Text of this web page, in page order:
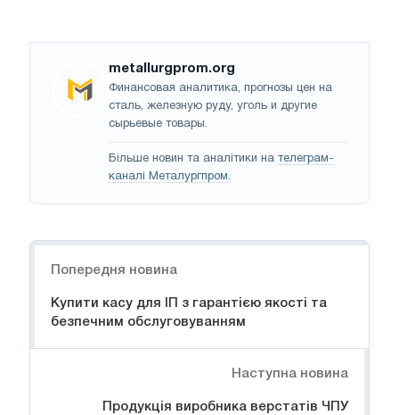
metallurgprom.org
Финансовая аналитика, прогнозы цен на
сталь, железную руду, уголь и другие
сырьевые товары.
Більше новин та аналітики на телеграм-
каналі Металургпром.
Попередня новина
Купити касу для ІП з гарантією якості та
безпечним обслуговуванням
Наступна новина
Продукція виробника верстатів ЧПУ